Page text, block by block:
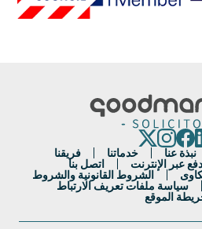
نبذة عنا خدماتنا فريقنا
عبر الإنترنت اتصل بنا
الشروط القانونية والشروط
سياسة ملفات تعريف الارتباط
الموقع